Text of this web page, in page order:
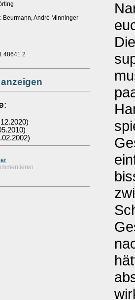
Beurmann, André Minninger
48641 2
: